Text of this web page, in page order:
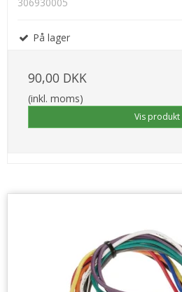
På lager
90,00 DKK
(inkl. moms)
Vis produkt